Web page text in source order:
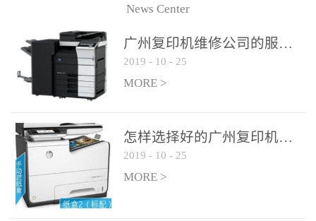
News Center
广州复印机维修公司的服务如何?
2019 - 10 - 25
MORE >
怎样选择好的广州复印机维修公司?
2019 - 10 - 25
MORE >